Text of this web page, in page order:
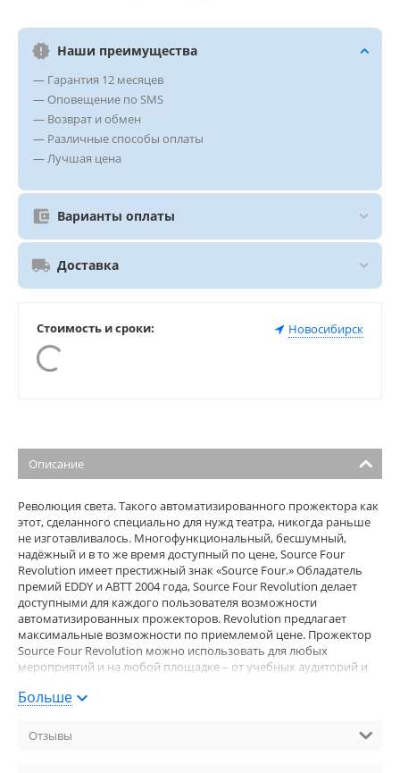
Наши преимущества
— Гарантия 12 месяцев
— Оповещение по SMS
— Возврат и обмен
— Различные способы оплаты
— Лучшая цена
Варианты оплаты
Доставка
Стоимость и сроки: Новосибирск
Описание
Революция света. Такого автоматизированного прожектора как
этот, сделанного специально для нужд театра, никогда раньше
не изготавливалось. Многофункциональный, бесшумный,
надёжный и в то же время доступный по цене, Source Four
Revolution имеет престижный знак «Source Four.» Обладатель
премий EDDY и ABTT 2004 года, Source Four Revolution делает
доступными для каждого пользователя возможности
автоматизированных прожекторов. Revolution предлагает
максимальные возможности по приемлемой цене. Прожектор
Source Four Revolution можно использовать для любых
мероприятий и на любой площадке – от учебных аудиторий и
автоматического освещения и при этом, не теряя качества
света. Revolution – это еще и самый яркий прожектор из серии
Source Four. Благодаря уникальным характеристикам (в
Больше
Отзывы